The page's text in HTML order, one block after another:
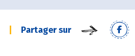
Partager sur